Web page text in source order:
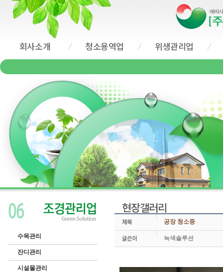
회사소개 청소용역업 위생관리업
수목관리
잔디관리
시설물관리
현장갤러리
공장 청소중
녹색솔루션